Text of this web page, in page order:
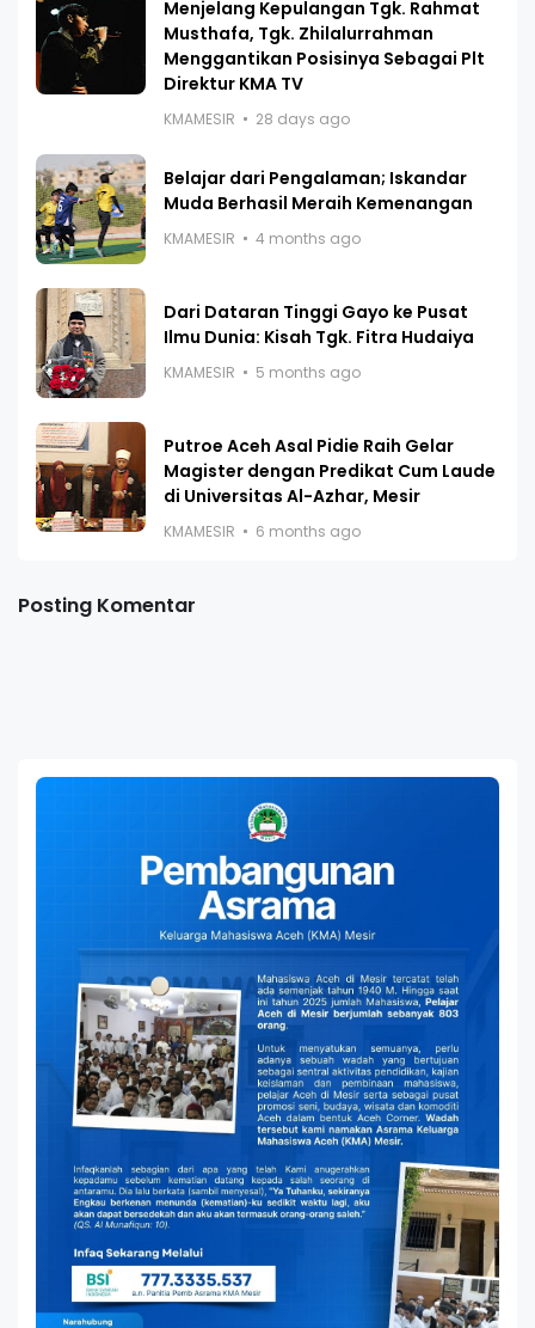
Menjelang Kepulangan Tgk. Rahmat
Musthafa, Tgk. Zhilalurrahman
Menggantikan Posisinya Sebagai Plt
Direktur KMA TV
KMAMESIR 28 days ago
Belajar dari Pengalaman; Iskandar
Muda Berhasil Meraih Kemenangan
KMAMESIR 4 months ago
Dari Dataran Tinggi Gayo ke Pusat
Ilmu Dunia: Kisah Tgk. Fitra Hudaiya
KMAMESIR 5 months ago
Putroe Aceh Asal Pidie Raih Gelar
Magister dengan Predikat Cum Laude
di Universitas Al-Azhar, Mesir
KMAMESIR 6 months ago
Posting Komentar